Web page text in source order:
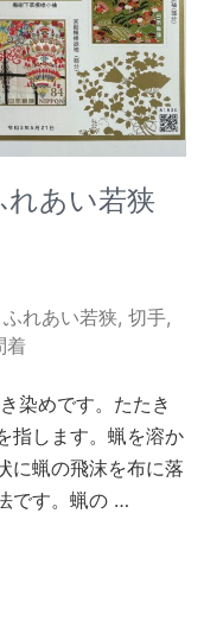
あい若狭
ふれあい若狭, 切手,
着
染めです。たたき
指します。蝋を溶か
に蝋の飛沫を布に落
です。蝋の …